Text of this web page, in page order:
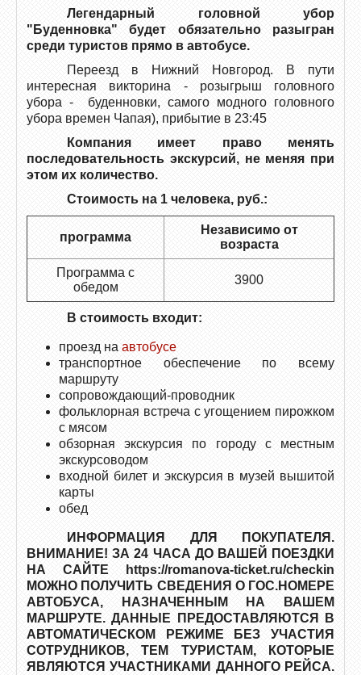
Легендарный головной убор
"Буденновка" будет обязательно разыгран
среди туристов прямо в автобусе.
Переезд в Нижний Новгород. В пути
интересная викторина - розыгрыш головного
убора - буденновки, самого модного головного
убора времен Чапая), прибытие в 23:45
Компания имеет право менять
последовательность экскурсий, не меняя при
этом их количество.
Стоимость на 1 человека, руб.:
программа
Независимо от
возраста
Программа с
обедом
3900
В стоимость входит:
проезд на автобусе
транспортное обеспечение по всему
маршруту
сопровождающий-проводник
фольклорная встреча с угощением пирожком
с мясом
обзорная экскурсия по городу с местным
экскурсоводом
входной билет и экскурсия в музей вышитой
карты
обед
ИНФОРМАЦИЯ ДЛЯ ПОКУПАТЕЛЯ.
ВНИМАНИЕ! ЗА 24 ЧАСА ДО ВАШЕЙ ПОЕЗДКИ
НА САЙТЕ https://romanova-ticket.ru/checkin
МОЖНО ПОЛУЧИТЬ СВЕДЕНИЯ О ГОС.НОМЕРЕ
АВТОБУСА, НАЗНАЧЕННЫМ НА ВАШЕМ
МАРШРУТЕ. ДАННЫЕ ПРЕДОСТАВЛЯЮТСЯ В
АВТОМАТИЧЕСКОМ РЕЖИМЕ БЕЗ УЧАСТИЯ
СОТРУДНИКОВ, ТЕМ ТУРИСТАМ, КОТОРЫЕ
ЯВЛЯЮТСЯ УЧАСТНИКАМИ ДАННОГО РЕЙСА.